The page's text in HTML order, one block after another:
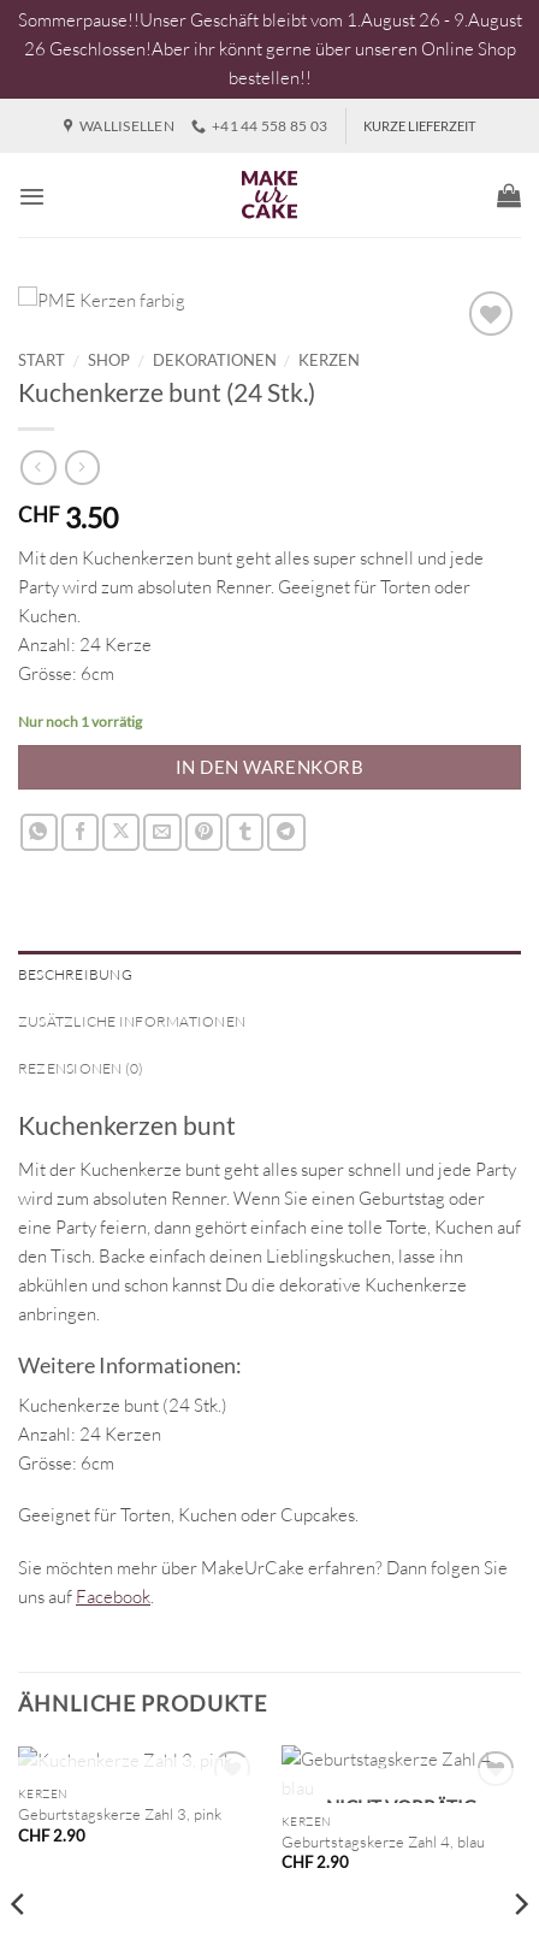
Sommerpause!!Unser Geschäft bleibt vom 1.August 26 - 9.August
26 Geschlossen!Aber ihr könnt gerne über unseren Online Shop
bestellen!!
WALLISELLEN +41 44 558 85 03 KURZE LIEFERZEIT
START / SHOP / DEKORATIONEN / KERZEN
Kuchenkerze bunt (24 Stk.)
CHF 3.50
Mit den Kuchenkerzen bunt geht alles super schnell und jede
Party wird zum absoluten Renner. Geeignet für Torten oder
Kuchen.
Anzahl: 24 Kerze
Grösse: 6cm
Nur noch 1 vorrätig
IN DEN WARENKORB
BESCHREIBUNG
ZUSÄTZLICHE INFORMATIONEN
REZENSIONEN (0)
Kuchenkerzen bunt
Mit der Kuchenkerze bunt geht alles super schnell und jede Party
wird zum absoluten Renner. Wenn Sie einen Geburtstag oder
eine Party feiern, dann gehört einfach eine tolle Torte, Kuchen auf
den Tisch. Backe einfach deinen Lieblingskuchen, lasse ihn
abkühlen und schon kannst Du die dekorative Kuchenkerze
anbringen.
Weitere Informationen:
Kuchenkerze bunt (24 Stk.)
Anzahl: 24 Kerzen
Grösse: 6cm
Geeignet für Torten, Kuchen oder Cupcakes.
Sie möchten mehr über MakeUrCake erfahren? Dann folgen Sie
uns auf Facebook.
ÄHNLICHE PRODUKTE
NICHT VORRÄTIG
KERZEN
Geburtstagskerze Zahl 3, pink
CHF2.90
NICHT VORRÄTIG
KERZEN
Geburtstagskerze Zahl 4, blau
CHF2.90